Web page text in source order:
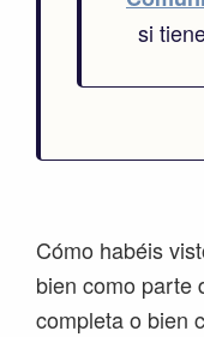
si
Cómo habéis
bien como parte
completa o bien